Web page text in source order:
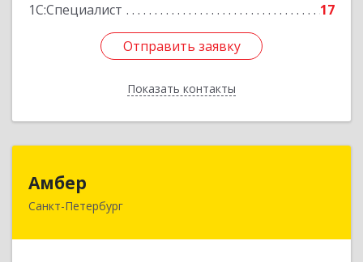
1С:Специалист
17
Отправить заявку
Показать контакты
Отправить заявку
Назад
Амбер
Санкт-Петербург
191119, Санкт-Петербург г, Правды ул, дом №